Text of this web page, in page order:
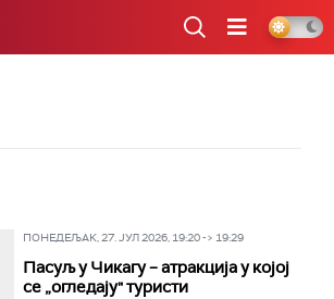
ПОНЕДЕЉАК, 27. ЈУЛ 2026, 19:20 -> 19:29
Пасуљ у Чикагу – атракција у којој
се „огледају" туристи